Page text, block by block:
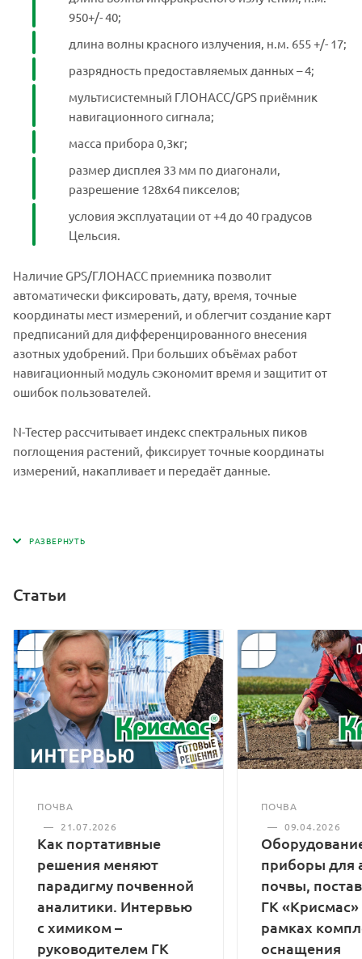
950+/- 40;
длина волны красного излучения, н.м. 655 +/- 17;
разрядность предоставляемых данных – 4;
мультисистемный ГЛОНАСС/GPS приёмник
навигационного сигнала;
масса прибора 0,3кг;
размер дисплея 33 мм по диагонали,
разрешение 128х64 пикселов;
условия эксплуатации от +4 до 40 градусов
Цельсия.
Наличие GPS/ГЛОНАСС приемника позволит
автоматически фиксировать, дату, время, точные
координаты мест измерений, и облегчит создание карт
предписаний для дифференцированного внесения
азотных удобрений. При больших объёмах работ
навигационный модуль сэкономит время и защитит от
ошибок пользователей.
N-Тестер рассчитывает индекс спектральных пиков
поглощения растений, фиксирует точные координаты
измерений, накапливает и передаёт данные.
Статьи
ПОЧВА
—
21.07.2026
Как портативные
решения меняют
парадигму почвенной
аналитики. Интервью
с химиком –
руководителем ГК
ПОЧВА
— 09.04.2026
приборы для
почвы,
ГК «Крисмас»
рамках
оснащения